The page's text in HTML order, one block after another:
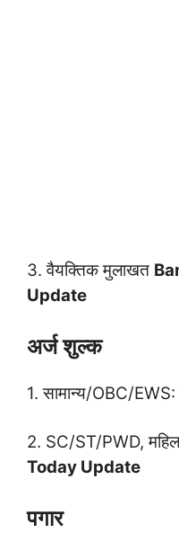
3. वैयक्तिक मुलाखत
Update
अर्ज शुल्क
1. सामान्य/OBC/
2. SC/ST/PWD,
Today Update
पगार